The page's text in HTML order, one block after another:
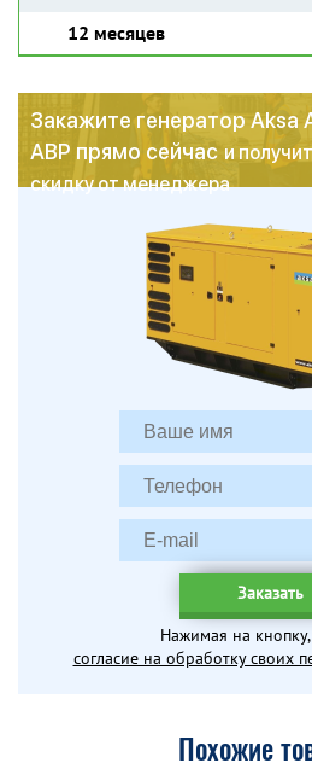
12 месяцев
Закажите генератор Aksa
АВР прямо сейчас и
скидку от менеджера
Заказать
Нажимая на
согласие на обработку своих
Похожие